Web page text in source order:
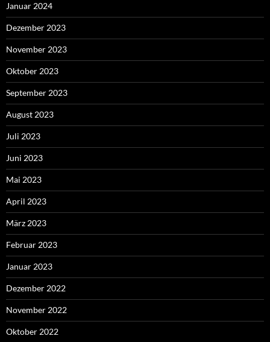
Januar 2024
Dezember 2023
November 2023
Oktober 2023
September 2023
August 2023
Juli 2023
Juni 2023
Mai 2023
April 2023
März 2023
Februar 2023
Januar 2023
Dezember 2022
November 2022
Oktober 2022